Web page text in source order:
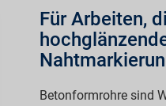
Für Arbeiten,
Betonformrohre sind